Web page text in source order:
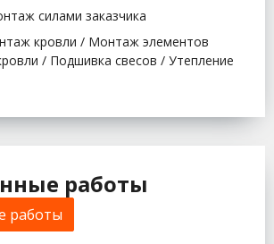
силами заказчика
кровли / Монтаж элементов
/ Подшивка свесов / Утепление
работы
работы